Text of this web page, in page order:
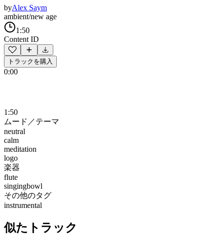
byAlex Saym
ambient/new age
1:50
Content ID
トラックを購入
0:00
1:50
ムード／テーマ
neutral
calm
meditation
logo
楽器
flute
singingbowl
その他のタグ
instrumental
似たトラック